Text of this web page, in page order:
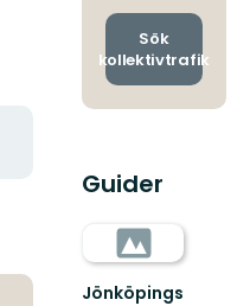
och
Sök
kollektivtrafik
Guider
Jönköpings